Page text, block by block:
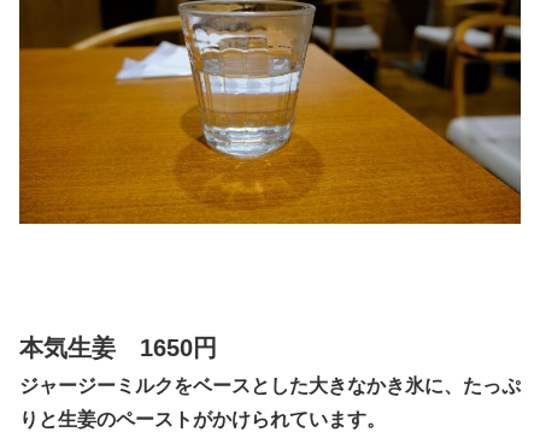
本気生姜 1650円
ジャージーミルクをベースとした大きなかき氷に、たっぷ
りと生姜のペーストがかけられています。